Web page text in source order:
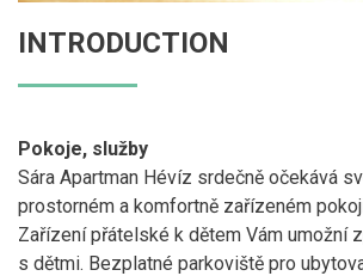
INTRODUCTION
Pokoje, služby
Sára Apartman Hévíz srdečně očekává
prostorném a komfortně zařízeném
Zařízení přátelské k dětem Vám umožní
s dětmi. Bezplatné parkoviště pro